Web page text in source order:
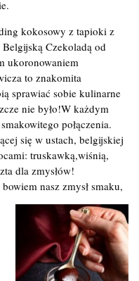
kokosowy z tapioki z
Czekoladą od
ukoronowaniem
to znakomita
sprawiać sobie kulinarne
nie było!W każdym
połączenia.
się w ustach, belgijskiej
truskawką,wiśnią,
dla zmysłów!
nasz zmysł smaku,